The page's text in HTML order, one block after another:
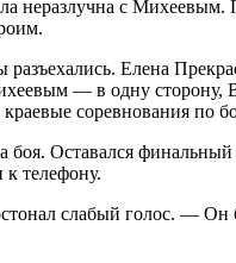
неразлучна с Михеевым.
разъехались. Елена
— в одну сторону,
соревнования по
боя. Оставался финальный
к телефону.
слабый голос. — Он